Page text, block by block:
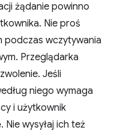
żądanie powinno
Nie proś
podczas wczytywania
Przeglądarka
Jeśli
niego wymaga
i użytkownik
wysyłaj ich też